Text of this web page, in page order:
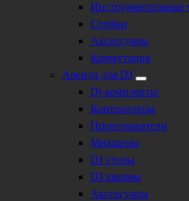
Стойки
Аксессуары
Коммутация
Аренда для DJ
Dj-комплекты
Контроллеры
Проигрыватели
Микшеры
DJ столы
DJ ширмы
Акссесуары